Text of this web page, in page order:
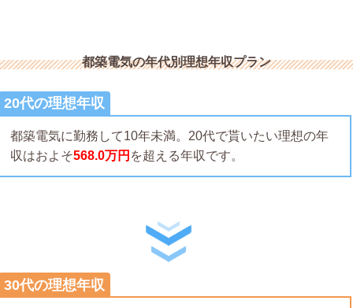
都築電気の年代別理想年収プラン
20代の理想年収
都築電気に勤務して10年未満。20代で貰いたい理想の年
収はおよそ568.0万円 を超える年収です。
30代の理想年収